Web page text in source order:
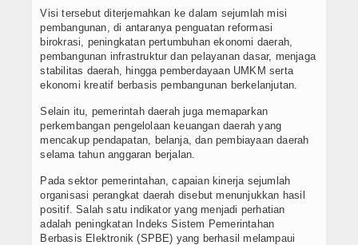
Visi tersebut diterjemahkan ke dalam sejumlah misi
pembangunan, di antaranya penguatan reformasi
birokrasi, peningkatan pertumbuhan ekonomi daerah,
pembangunan infrastruktur dan pelayanan dasar, menjaga
stabilitas daerah, hingga pemberdayaan UMKM serta
ekonomi kreatif berbasis pembangunan berkelanjutan.
Selain itu, pemerintah daerah juga memaparkan
perkembangan pengelolaan keuangan daerah yang
mencakup pendapatan, belanja, dan pembiayaan daerah
selama tahun anggaran berjalan.
Pada sektor pemerintahan, capaian kinerja sejumlah
organisasi perangkat daerah disebut menunjukkan hasil
positif. Salah satu indikator yang menjadi perhatian
adalah peningkatan Indeks Sistem Pemerintahan
Berbasis Elektronik (SPBE) yang berhasil melampaui